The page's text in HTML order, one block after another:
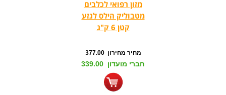
מזון רפואי לכלבים
מטבוליק הילס לגזע
קטן 6 ק"ג
מחיר מחירון 377.00
חברי מועדון 339.00